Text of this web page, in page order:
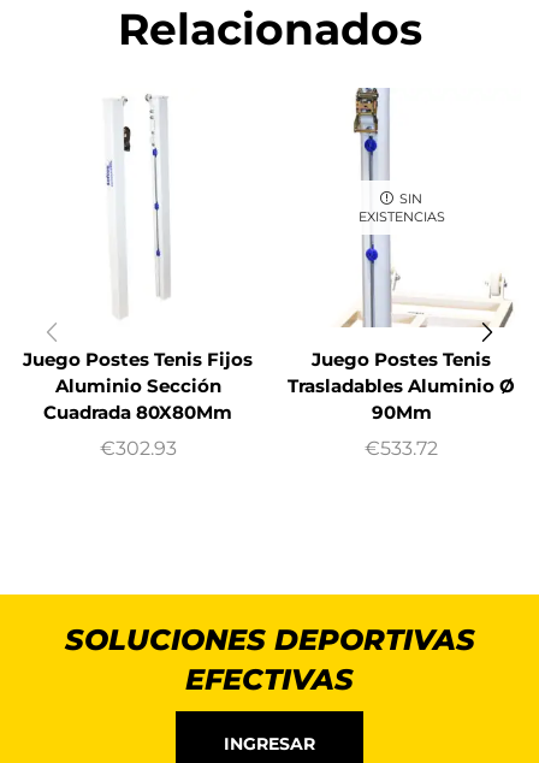
Relacionados
Juego Postes Tenis Fijos
Aluminio Sección
Cuadrada 80X80Mm
€302.93
SIN
EXISTENCIAS
Juego Postes Tenis
Trasladables Aluminio Ø
90Mm
€533.72
SOLUCIONES DEPORTIVAS
EFECTIVAS
INGRESAR